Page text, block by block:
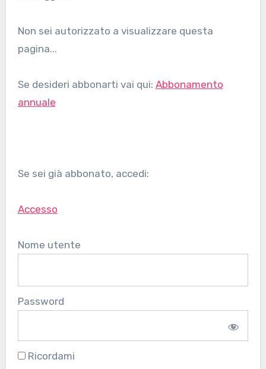
Non sei autorizzato a visualizzare questa
pagina...
Se desideri abbonarti vai qui: Abbonamento
annuale
Se sei già abbonato, accedi:
Accesso
Nome utente
Password
Ricordami